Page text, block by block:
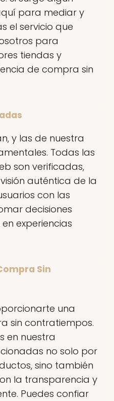
para mediar y
el servicio que
para
tiendas y
de compra sin
y las de nuestra
Todas las
son verificadas,
auténtica de la
con las
decisiones
experiencias
Sin
una
sin contratiempos.
en nuestra
no solo por
sino también
la transparencia y
Puedes confiar